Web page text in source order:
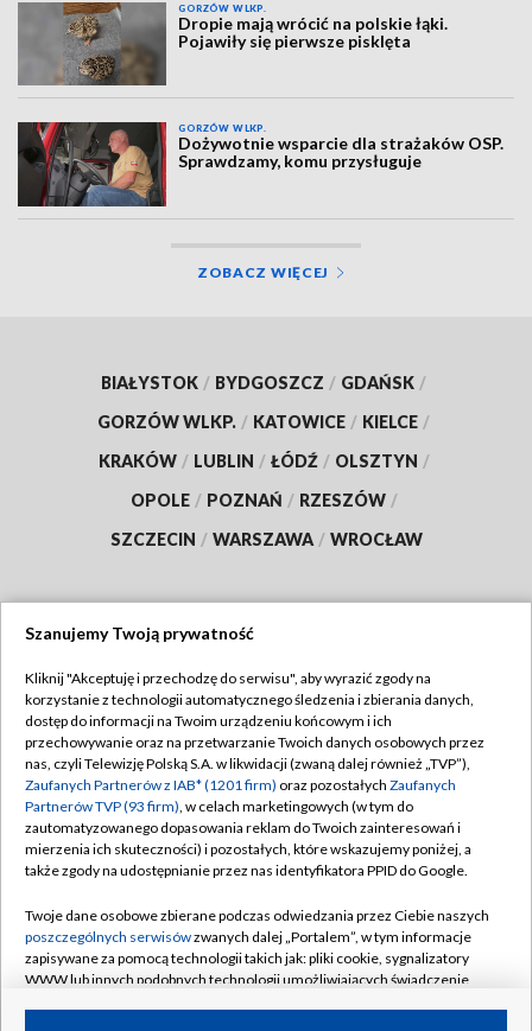
GORZÓW WLKP.
Dropie mają wrócić na polskie łąki.
Pojawiły się pierwsze pisklęta
GORZÓW WLKP.
Dożywotnie wsparcie dla strażaków OSP.
Sprawdzamy, komu przysługuje
ZOBACZ WIĘCEJ
BIAŁYSTOK / BYDGOSZCZ / GDAŃSK /
GORZÓW WLKP. / KATOWICE / KIELCE /
KRAKÓW / LUBLIN / ŁÓDŹ / OLSZTYN /
OPOLE / POZNAŃ / RZESZÓW /
SZCZECIN / WARSZAWA / WROCŁAW
TVP
Abonament TVP
Emisja w TVP
Centrum informacji TVP
Naziemna Telewizja Cyfrowa
Rada Programowa
System NOS
Informacje o nadawcy
Regulamin TVP
Polityka prywatności
Moje zgody
Pomoc
Kontakt
Kanały
Szanujemy Twoją prywatność
Kliknij "Akceptuję i przechodzę do serwisu", aby wyrazić zgody na
korzystanie z technologii automatycznego śledzenia i zbierania danych,
dostęp do informacji na Twoim urządzeniu końcowym i ich
przechowywanie oraz na przetwarzanie Twoich danych osobowych przez
nas, czyli Telewizję Polską S.A. w likwidacji (zwaną dalej również „TVP”),
Zaufanych Partnerów z IAB* (1201 firm) oraz pozostałych Zaufanych
Partnerów TVP (93 firm), w celach marketingowych (w tym do
zautomatyzowanego dopasowania reklam do Twoich zainteresowań i
mierzenia ich skuteczności) i pozostałych, które wskazujemy poniżej, a
także zgody na udostępnianie przez nas identyfikatora PPID do Google.
Twoje dane osobowe zbierane podczas odwiedzania przez Ciebie naszych
poszczególnych serwisówzwanych dalej „Portalem”, w tym informacje
zapisywane za pomocą technologii takich jak: pliki cookie, sygnalizatory
WWW lub innych podobnych technologii umożliwiających świadczenie